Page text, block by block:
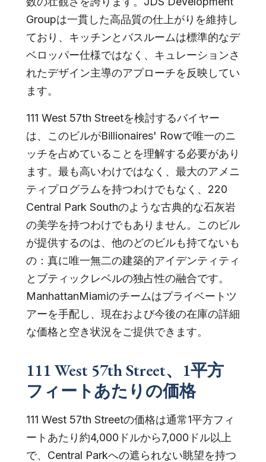
Groupは一貫した高品質の仕上がりを維持し
ており、キッチンとバスルームは標準的なデ
ベロッパー仕様ではなく、キュレーションさ
れたデザイン主導のアプローチを反映してい
ます。
111 West 57th Streetを検討するバイヤー
は、このビルがBillionaires' Rowで唯一のニ
ッチを占めていることを理解する必要があり
ます。最も高いわけではなく、最大のアメニ
ティプログラムを持つわけでもなく、220
Central Park Southのような古典的な石灰岩
の美学を持つわけでもありません。このビル
が提供するのは、他のどのビルも持てないも
の：真に唯一無二の建築的アイデンティティ
とブティックレベルの独占性の融合です。
ManhattanMiamiのチームはプライベートツ
アーを手配し、現在および今後の在庫の詳細
な価格と空き状況をご提供できます。
111 West 57th Street、1平方
フィートあたりの価格
111 West 57th Streetの価格は通常1平方フィ
ートあたり約4,000ドルから7,000ドル以上
で、Central Parkへの遮られない眺望を持つ